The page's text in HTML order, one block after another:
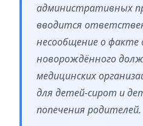
административных
вводится
несообщение о факте
новорождённого
медицинских
для детей-сирот и
попечения родителей.